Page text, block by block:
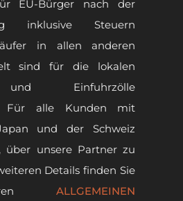
EU-Bürger nach der
inklusive Steuern
in allen anderen
sind für die lokalen
Einfuhrzölle
Für alle Kunden mit
und der Schweiz
über unsere Partner zu
Details finden Sie
ALLGEMEINEN